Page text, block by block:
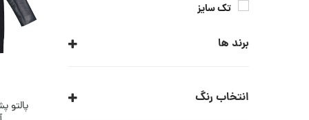
تک سایز
برند ها
انتخاب رنگ
پالتو